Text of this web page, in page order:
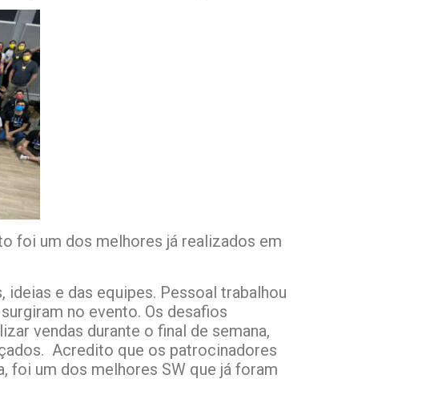
foi um dos melhores já realizados em
e das equipes. Pessoal trabalhou
no evento. Os desafios
vendas durante o final de semana,
Acredito que os patrocinadores
foi um dos melhores SW que já foram